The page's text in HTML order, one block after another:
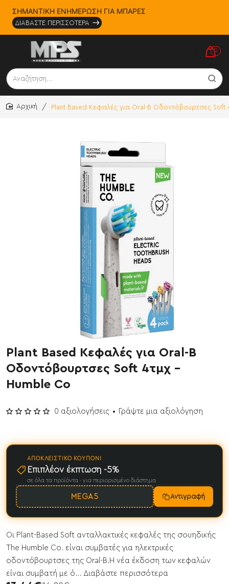
ΣΗΜΑΝΤΙΚΗ ΕΝΗΜΕΡΩΣΗ ΓΙΑ ΜΠΑΡΕΣ
ΔΙΑΒΑΣΤΕ ΠΕΡΙΣΣΟΤΕΡΑ
0
Αναζήτηση...
Plant Based Κεφαλές για Oral-B Οδοντόβουρτσες Soft
Έχει εξαντληθεί
Plant Based Κεφαλές για Oral-B
Οδοντόβουρτσες Soft 4τμχ -
Humble Co
0 αξιολογήσεις • Γράψτε μια αξιολόγηση
ΑΠΟΚΛΕΙΣΤΙΚΌ ΚΟΥΠΌΝΙ
Επιπλέον έκπτωση -5%
σε όλα τα προϊόντα · για περιορισμένο διάστημα
MEGA5 Αντιγραφή
Οι Plant-Based Soft ανταλλακτικές κεφαλές της σουηδικής
The Humble Co. είναι συμβατές για ηλεκτρικές
οδοντόβουρτσες της Oral-B.Η νέα έκδοση των κεφαλών
είναι συμβατή με ό... Διαβάστε περισσότερα